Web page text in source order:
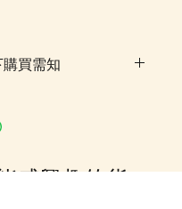
買需知
司採購及空運到香
們會有E-mail及
認，客戶亦可
感興趣的貨